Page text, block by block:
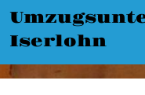
Iserlohn